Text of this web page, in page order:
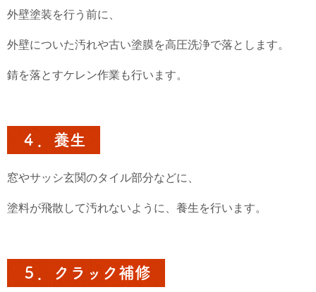
外壁塗装を行う前に、
外壁についた汚れや古い塗膜を高圧洗浄で落とします。
錆を落とすケレン作業も行います。
４．養生
窓やサッシ玄関のタイル部分などに、
塗料が飛散して汚れないように、養生を行います。
５．クラック補修